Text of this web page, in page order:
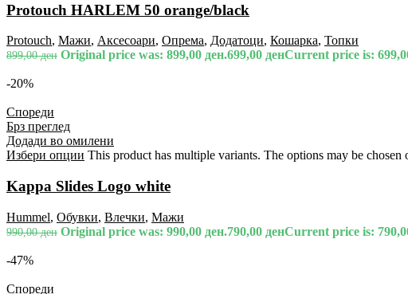
Protouch HARLEM 50 orange/black
Protouch, Мажи, Аксесоари, Опрема, Додатоци, Кошарка, Топки
899,00ден Original price was: 899,00 ден.699,00 денCurrent price is:
-20%
Спореди
Брз преглед
Додади во омилени
Избери опции This product has multiple variants. The options may be chosen
Kappa Slides Logo white
Hummel, Обувки, Влечки, Мажи
990,00ден Original price was: 990,00 ден.790,00 денCurrent price is:
-47%
Спореди